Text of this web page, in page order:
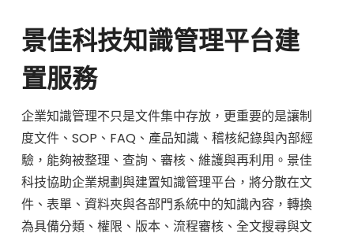
景佳科技知識管理平台建
置服務
企業知識管理不只是文件集中存放，更重要的是讓制
度文件、SOP、FAQ、產品知識、稽核紀錄與內部經
驗，能夠被整理、查詢、審核、維護與再利用。景佳
科技協助企業規劃與建置知識管理平台，將分散在文
件、表單、資料夾與各部門系統中的知識內容，轉換
為具備分類、權限、版本、流程審核、全文搜尋與文